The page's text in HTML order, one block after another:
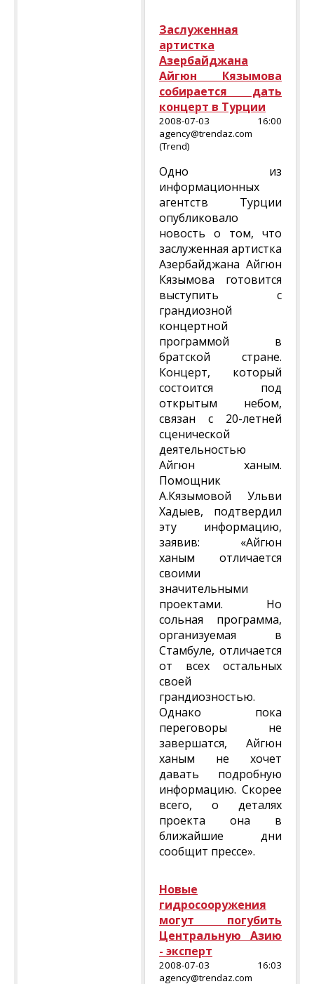
Заслуженная
артистка
Азербайджана
Айгюн Кязымова
собирается дать
концерт в Турции
2008-07-03 16:00
agency@trendaz.com
(Trend)
Одно из
информационных
агентств Турции
опубликовало
новость о том, что
заслуженная артистка
Азербайджана Айгюн
Кязымова готовится
выступить с
грандиозной
концертной
программой в
братской стране.
Концерт, который
состоится под
открытым небом,
связан с 20-летней
сценической
деятельностью
Айгюн ханым.
Помощник
А.Кязымовой Ульви
Хадыев, подтвердил
эту информацию,
заявив: «Айгюн
ханым отличается
своими
значительными
проектами. Но
сольная программа,
организуемая в
Стамбуле, отличается
от всех остальных
своей
грандиозностью.
Однако пока
переговоры не
завершатся, Айгюн
ханым не хочет
давать подробную
информацию. Скорее
всего, о деталях
проекта она в
ближайшие дни
сообщит прессе».
Новые
гидросооружения
могут погубить
Центральную Азию
- эксперт
2008-07-03 16:03
agency@trendaz.com